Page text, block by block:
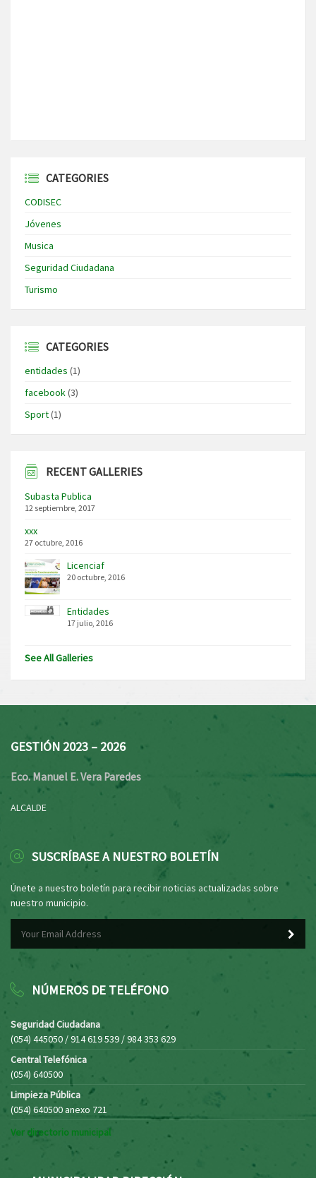
CATEGORIES
CODISEC
Jóvenes
Musica
Seguridad Ciudadana
Turismo
CATEGORIES
entidades (1)
facebook(3)
Sport(1)
RECENT GALLERIES
Subasta Publica
12 septiembre, 2017
xxx
27 octubre, 2016
Licenciaf
20 octubre, 2016
Entidades
17 julio, 2016
See All Galleries
GESTIÓN 2023 – 2026
Eco. Manuel E. Vera Paredes
ALCALDE
SUSCRÍBASE A NUESTRO BOLETÍN
Únete a nuestro boletín para recibir noticias actualizadas sobre
nuestro municipio.
NÚMEROS DE TELÉFONO
Seguridad Ciudadana
(054) 445050 / 914 619 539 / 984 353 629
Central Telefónica
(054) 640500
Limpieza Pública
(054) 640500 anexo 721
Ver directorio municipal